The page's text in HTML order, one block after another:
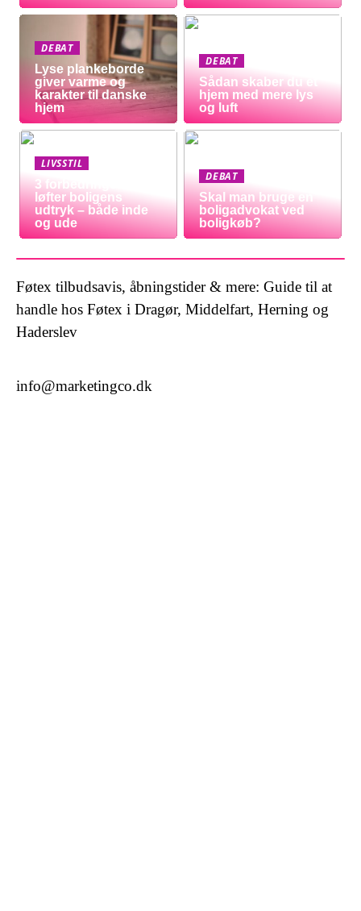
DEBAT
Lyse plankeborde
giver varme og
karakter til danske
hjem
DEBAT
Sådan skaber du et
hjem med mere lys
og luft
LIVSSTIL
3 forbedringer der
løfter boligens
udtryk – både inde
og ude
DEBAT
Skal man bruge en
boligadvokat ved
boligkøb?
Føtex tilbudsavis, åbningstider & mere: Guide til at
handle hos Føtex i Dragør, Middelfart, Herning og
Haderslev
info@marketingco.dk